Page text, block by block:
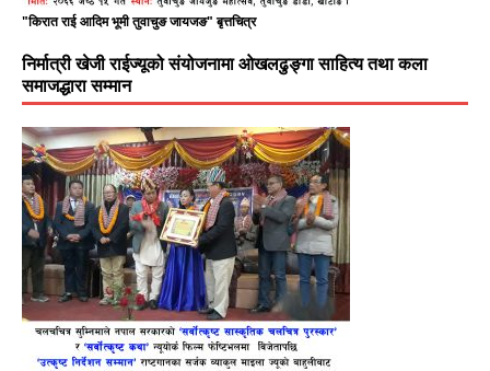
"किरात राई आदिम भूमी तुवाचुङ जायजङ" बृत्तचित्र
निर्मात्री खेजी राईज्यूको संयोजनामा ओखलढुङ्गा साहित्य तथा कला
समाजद्धारा सम्मान